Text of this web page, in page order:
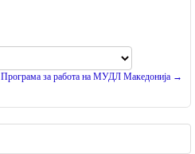
Програма за работа на МУДЛ Mакедонија →